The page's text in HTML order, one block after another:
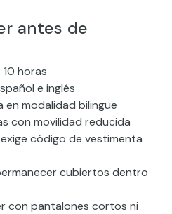
antes de
horas
e inglés
en modalidad bilingüe
con movilidad reducida
código de vestimenta
cubiertos dentro
con pantalones cortos ni